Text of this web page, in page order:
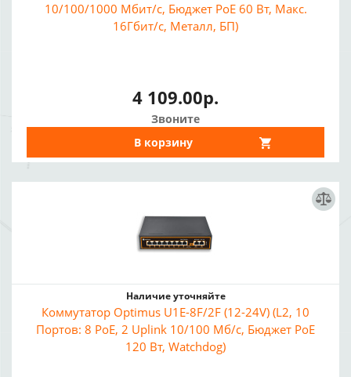
10/100/1000 Мбит/с, Бюджет PoE 60 Вт, Макс.
16Гбит/с, Металл, БП)
4 109.00р.
Звоните
В корзину
Наличие уточняйте
Коммутатор Optimus U1E-8F/2F (12-24V) (L2, 10
Портов: 8 PoE, 2 Uplink 10/100 Мб/с, Бюджет PoE
120 Вт, Watchdog)